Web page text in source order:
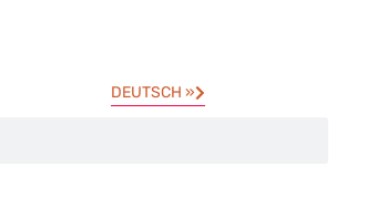
DEUTSCH »